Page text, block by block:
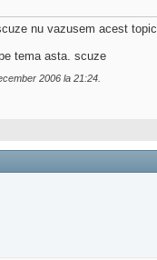
nu vazusem acest
tema asta. scuze
2006 la 21:24